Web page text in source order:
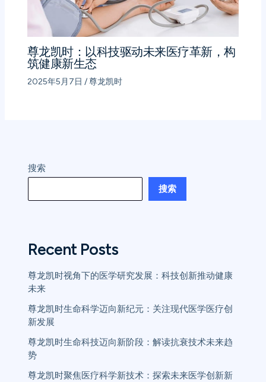
尊龙凯时：以科技驱动未来医疗革新，构
筑健康新生态
2025年5月7日 /尊龙凯时
搜索
搜索
Recent Posts
尊龙凯时视角下的医学研究发展：科技创新推动健康
未来
尊龙凯时生命科学迈向新纪元：关注现代医学医疗创
新发展
尊龙凯时生命科技迈向新阶段：解读抗衰技术未来趋
势
尊龙凯时聚焦医疗科学新技术：探索未来医学创新新